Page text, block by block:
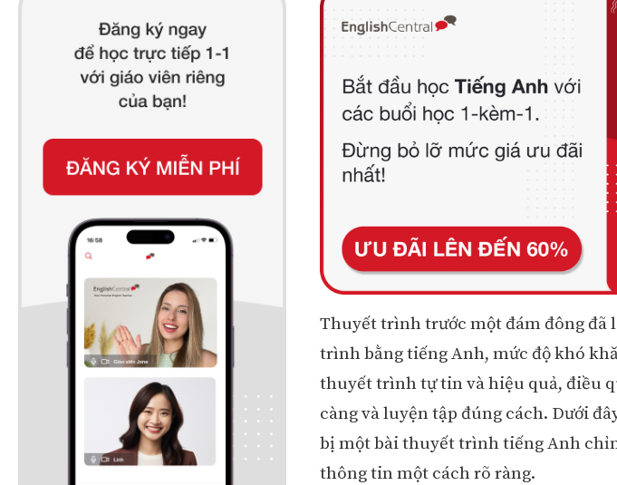
Thuyết trình trước một đám đông
trình bằng tiếng Anh, mức độ khó
thuyết trình tự tin và hiệu quả, điều
càng và luyện tập đúng cách. Dưới
bị một bài thuyết trình tiếng Anh
thông tin một cách rõ ràng.